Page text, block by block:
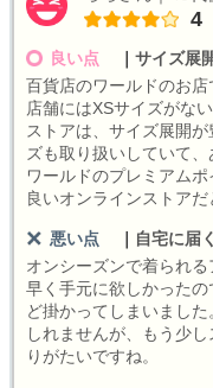
4
良い点
サイズ展
百貨店のワールドのお店
店舗にはXSサイズがな
ストアは、サイズ展開
ズも取り扱いしていて
ワールドのプレミアム
良いオンラインストアだ
悪い点
自宅に届
オンシーズンで着られ
早く手元に欲しかった
ど掛かってしまいまし
しれませんが、もう少
りがたいですね。